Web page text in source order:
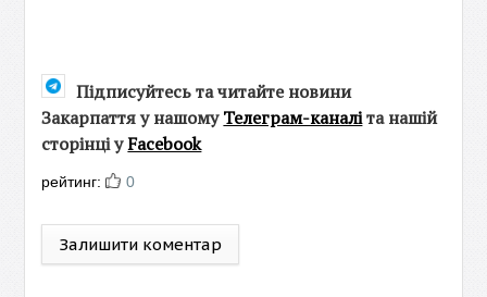
Підписуйтесь та читайте новини
Закарпаття у нашомуТелеграм-каналіта нашій
сторінці уFacebook
рейтинг: 0
Залишити коментар